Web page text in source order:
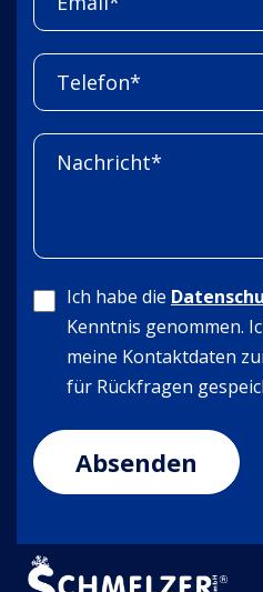
Ich habe die
Kenntnis genommen.
meine Kontaktdaten
für Rückfragen